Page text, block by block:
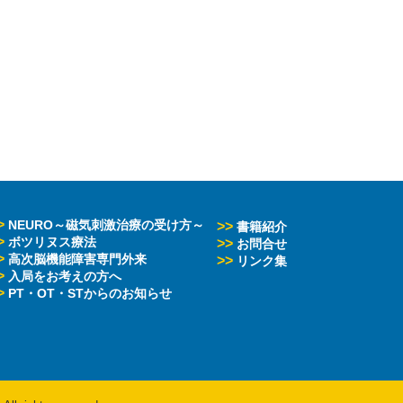
NEURO～磁気刺激治療の受け方～
ボツリヌス療法
高次脳機能障害専門外来
入局をお考えの方へ
PT・OT・STからのお知らせ
>> 書籍紹介
>> お問合せ
>> リンク集